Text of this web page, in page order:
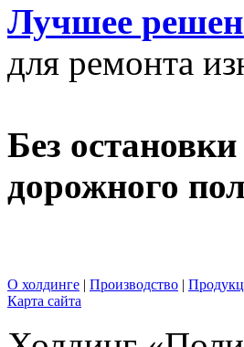
Лучшее
для ремонта
Без
дорожного
О холдинге | Производство |
Карта сайта